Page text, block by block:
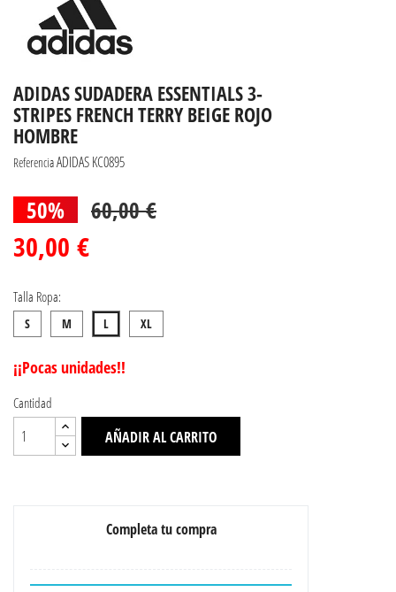
ADIDAS SUDADERA ESSENTIALS 3-
STRIPES FRENCH TERRY BEIGE ROJO
HOMBRE
ReferenciaADIDAS KC0895
50% 60,00 €
30,00 €
Talla Ropa:
S M L XL
¡¡Pocas unidades!!
Cantidad
AÑADIR AL CARRITO
Completa tu compra